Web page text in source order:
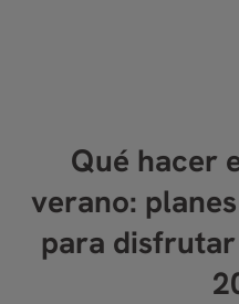
Qué hacer
verano:
para